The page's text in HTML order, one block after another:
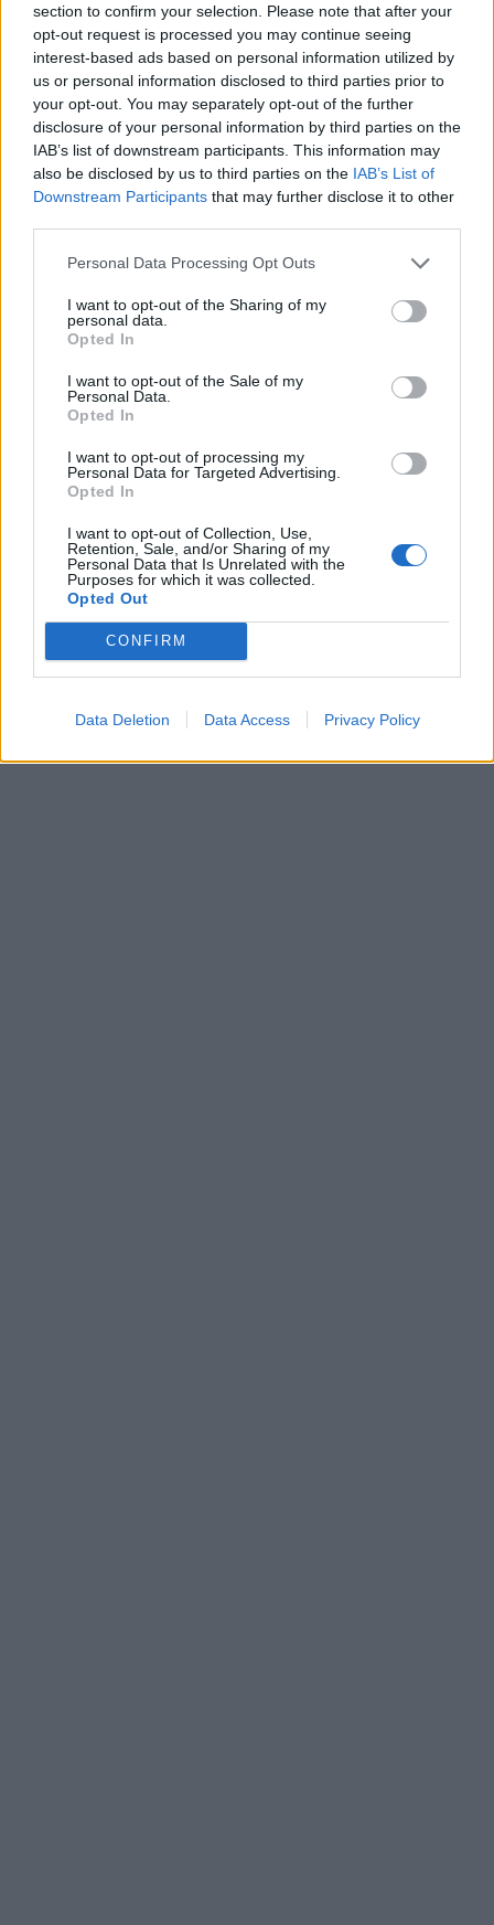
section to confirm your selection. Please note that after your
opt-out request is processed you may continue seeing
interest-based ads based on personal information utilized by
us or personal information disclosed to third parties prior to
your opt-out. You may separately opt-out of the further
disclosure of your personal information by third parties on the
IAB’s list of downstream participants. This information may
also be disclosed by us to third parties on the IAB’s List of
Downstream Participants that may further disclose it to other
Personal Data Processing Opt Outs
I want to opt-out of the Sharing of my
personal data.
Opted In
I want to opt-out of the Sale of my
Personal Data.
Opted In
I want to opt-out of processing my
Personal Data for Targeted Advertising.
Opted In
I want to opt-out of Collection, Use,
Retention, Sale, and/or Sharing of my
Personal Data that Is Unrelated with the
Purposes for which it was collected.
Opted Out
CONFIRM
Data Deletion Data Access Privacy Policy